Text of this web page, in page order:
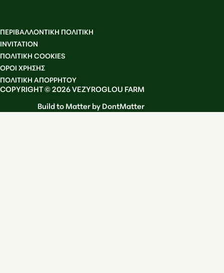
ΠΕΡΙΒΑΛΛΟΝΤΙΚΗ ΠΟΛΙΤΙΚΗ
INVITATION
ΠΟΛΙΤΙΚΗ COOKIES
OΡΟΙ ΧΡΗΣΗΣ
ΠΟΛΙΤΙΚΗ ΑΠΟΡΡΗΤΟΥ
COPYRIGHT © 2026 VEZYROGLOU FARM
Build to Matter by DontMatter